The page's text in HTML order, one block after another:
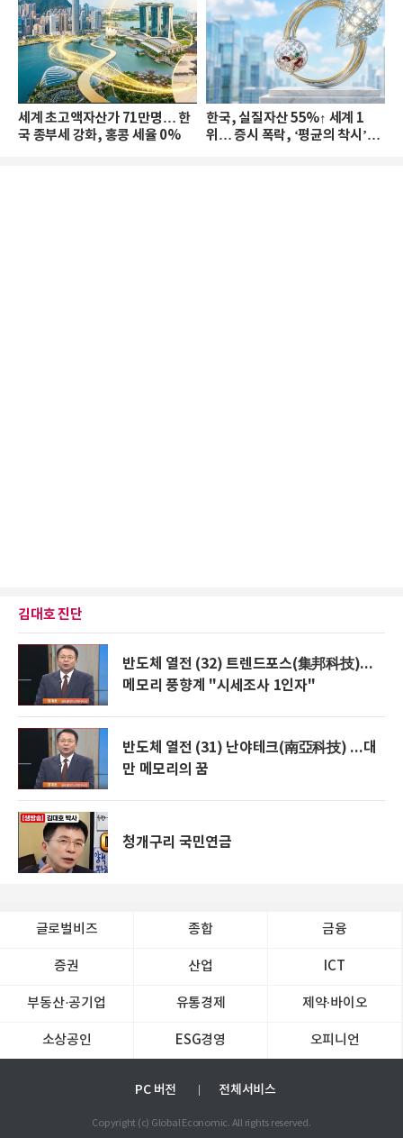
세계 초고액자산가 71만명… 한
국 종부세 강화, 홍콩 세율 0%
한국, 실질자산 55%↑ 세계 1
위… 증시 폭락, ‘평균의 착시’와
김대호 진단
반도체 열전 (32) 트렌드포스(集邦科技)...
메모리 풍향계 "시세조사 1인자"
반도체 열전 (31) 난야테크(南亞科技) ...대
만 메모리의 꿈
청개구리 국민연금
글로벌비즈 종합 금융
증권 산업 ICT
부동산·공기업 유통경제 제약∙바이오
소상공인 ESG경영 오피니언
PC 버전 전체서비스
Copyright (c) Global Economic. All rights reserved.